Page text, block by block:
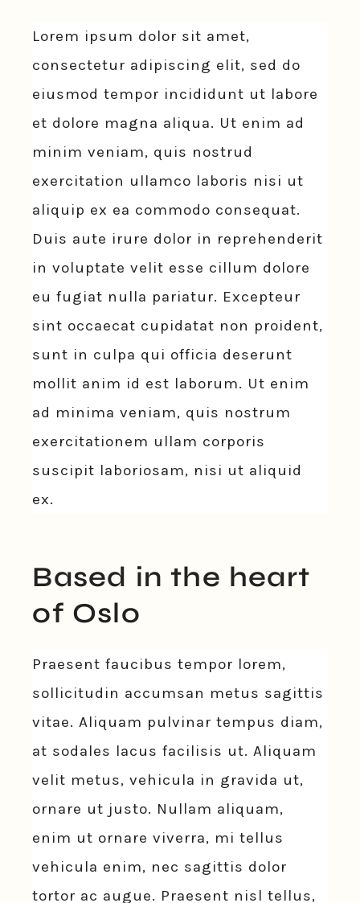
Lorem ipsum dolor sit amet,
consectetur adipiscing elit, sed do
eiusmod tempor incididunt ut labore
et dolore magna aliqua. Ut enim ad
minim veniam, quis nostrud
exercitation ullamco laboris nisi ut
aliquip ex ea commodo consequat.
Duis aute irure dolor in reprehenderit
in voluptate velit esse cillum dolore
eu fugiat nulla pariatur. Excepteur
sint occaecat cupidatat non proident,
sunt in culpa qui officia deserunt
mollit anim id est laborum. Ut enim
ad minima veniam, quis nostrum
exercitationem ullam corporis
suscipit laboriosam, nisi ut aliquid
ex.
Based in the heart
of Oslo
Praesent faucibus tempor lorem,
sollicitudin accumsan metus sagittis
vitae. Aliquam pulvinar tempus diam,
at sodales lacus facilisis ut. Aliquam
velit metus, vehicula in gravida ut,
ornare ut justo. Nullam aliquam,
enim ut ornare viverra, mi tellus
vehicula enim, nec sagittis dolor
tortor ac augue. Praesent nisl tellus,